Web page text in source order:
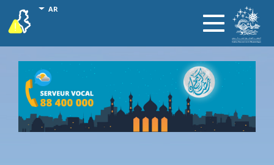
تجاوز
المحتوى
Toggle
navigation
AR
actions
vigilance